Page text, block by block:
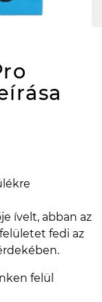
ívelt, abban az
fedi az
felül